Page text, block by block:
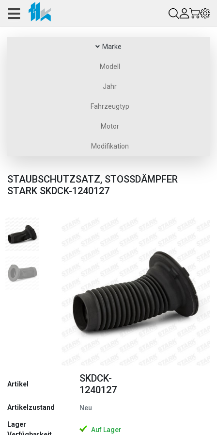
Marke
Modell
Jahr
Fahrzeugtyp
Motor
Modifikation
STAUBSCHUTZSATZ, STOSSDÄMPFER S
TARK SKDCK-1240127
Zurück
Artikel
SKDCK-
1240127
Artikelzustand Neu
Lager
Auf Lager